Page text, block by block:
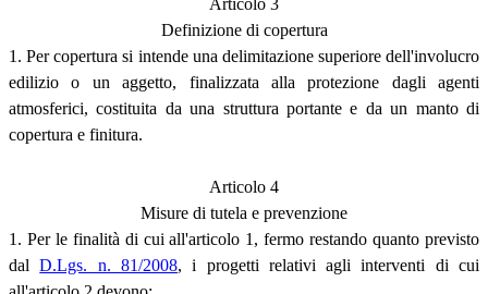
Articolo 3
Definizione di copertura
1. Per copertura si intende una delimitazione superiore dell'involucro
edilizio o un aggetto, finalizzata alla protezione dagli agenti
atmosferici, costituita da una struttura portante e da un manto di
copertura e finitura.
Articolo 4
Misure di tutela e prevenzione
1. Per le finalità di cui all'articolo 1, fermo restando quanto previsto
dalD.Lgs. n. 81/2008, i progetti relativi agli interventi di cui